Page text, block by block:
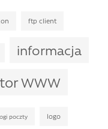
ftp client
informacja
WWW
poczty logo